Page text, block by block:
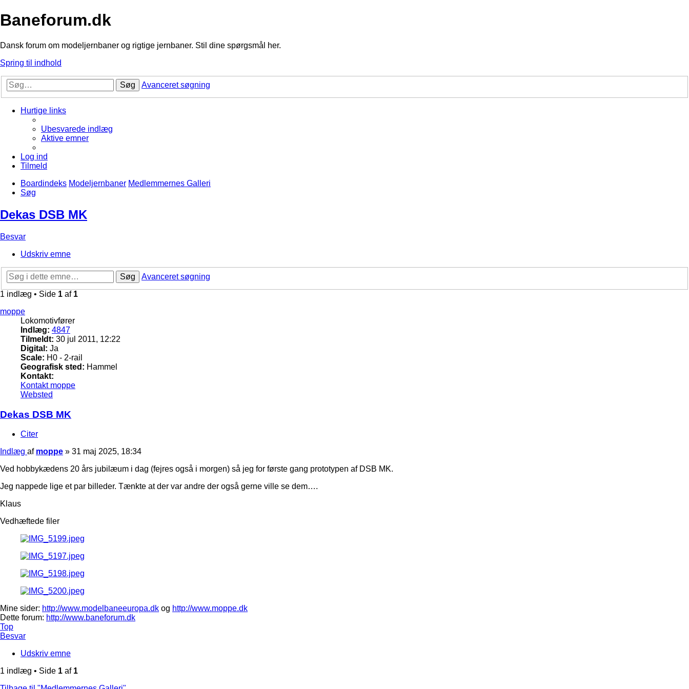
Baneforum.dk
Dansk forum om modeljernbaner og rigtige jernbaner. Stil dine spørgsmål her.
Spring til indhold
Søg Avanceret søgning
Hurtige links
Ubesvarede indlæg
Aktive emner
Log ind
Tilmeld
Boardindeks Modeljernbaner Medlemmernes Galleri
Søg
Dekas DSB MK
Besvar
Udskriv emne
Søg
Avanceret søgning
1 indlæg • Side 1 af 1
moppe
Lokomotivfører
Indlæg: 4847
Tilmeldt: 30 jul 2011, 12:22
Digital: Ja
Scale: H0 - 2-rail
Geografisk sted: Hammel
Kontakt:
Kontakt moppe
Websted
Dekas DSB MK
Citer
Indlæg af moppe » 31 maj 2025, 18:34
Ved hobbykædens 20 års jubilæum i dag (fejres også i morgen) så jeg for første gang prototypen af DSB MK.
Jeg nappede lige et par billeder. Tænkte at der var andre der også gerne ville se dem….
Klaus
Vedhæftede filer
Mine sider: http://www.modelbaneeuropa.dk og http://www.moppe.dk
Dette forum: http://www.baneforum.dk
Top
Besvar
Udskriv emne
1 indlæg • Side 1 af 1